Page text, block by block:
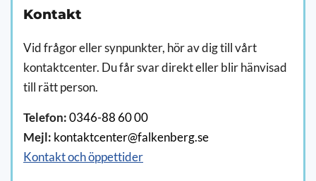
Kontakt
Vid frågor eller synpunkter, hör av dig till vårt
kontaktcenter. Du får svar direkt eller blir hänvisad
till rätt person.
Telefon: 0346-88 60 00
Mejl: kontaktcenter@falkenberg.se
Kontakt och öppettider